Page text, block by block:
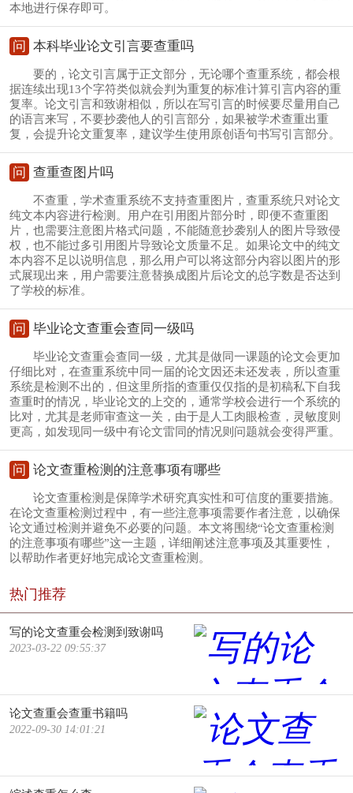
本地进行保存即可。
问 本科毕业论文引言要查重吗
要的，论文引言属于正文部分，无论哪个查重系统，都会根
据连续出现13个字符类似就会判为重复的标准计算引言内容的重
复率。论文引言和致谢相似，所以在写引言的时候要尽量用自己
的语言来写，不要抄袭他人的引言部分，如果被学术查重出重
复，会提升论文重复率，建议学生使用原创语句书写引言部分。
问 查重查图片吗
不查重，学术查重系统不支持查重图片，查重系统只对论文
纯文本内容进行检测。用户在引用图片部分时，即便不查重图
片，也需要注意图片格式问题，不能随意抄袭别人的图片导致侵
权，也不能过多引用图片导致论文质量不足。如果论文中的纯文
本内容不足以说明信息，那么用户可以将这部分内容以图片的形
式展现出来，用户需要注意替换成图片后论文的总字数是否达到
了学校的标准。
问 毕业论文查重会查同一级吗
毕业论文查重会查同一级，尤其是做同一课题的论文会更加
仔细比对，在查重系统中同一届的论文因还未还发表，所以查重
系统是检测不出的，但这里所指的查重仅仅指的是初稿私下自我
查重时的情况，毕业论文的上交的，通常学校会进行一个系统的
比对，尤其是老师审查这一关，由于是人工肉眼检查，灵敏度则
更高，如发现同一级中有论文雷同的情况则问题就会变得严重。
问 论文查重检测的注意事项有哪些
论文查重检测是保障学术研究真实性和可信度的重要措施。
在论文查重检测过程中，有一些注意事项需要作者注意，以确保
论文通过检测并避免不必要的问题。本文将围绕“论文查重检测
的注意事项有哪些”这一主题，详细阐述注意事项及其重要性，
以帮助作者更好地完成论文查重检测。
热门推荐
写的论文查重会检测到致谢吗
2023-03-22 09:55:37
论文查重会查重书籍吗
2022-09-30 14:01:21